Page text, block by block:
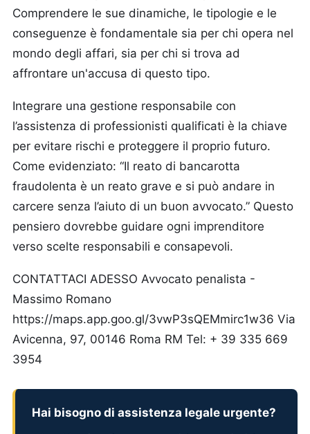
Comprendere le sue dinamiche, le tipologie e le
conseguenze è fondamentale sia per chi opera nel
mondo degli affari, sia per chi si trova ad
affrontare un'accusa di questo tipo.
Integrare una gestione responsabile con
l’assistenza di professionisti qualificati è la chiave
per evitare rischi e proteggere il proprio futuro.
Come evidenziato: “Il reato di bancarotta
fraudolenta è un reato grave e si può andare in
carcere senza l’aiuto di un buon avvocato.” Questo
pensiero dovrebbe guidare ogni imprenditore
verso scelte responsabili e consapevoli.
CONTATTACI ADESSO Avvocato penalista -
Massimo Romano
https://maps.app.goo.gl/3vwP3sQEMmirc1w36 Via
Avicenna, 97, 00146 Roma RM Tel: + 39 335 669
3954
Hai bisogno di assistenza legale urgente?